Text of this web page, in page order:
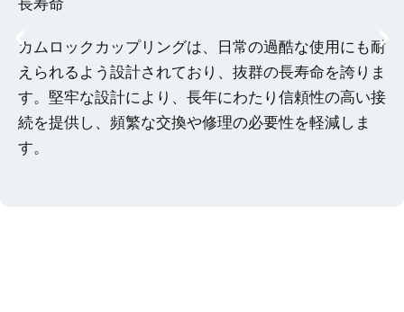
カムロックカップリングは、日常の過酷な使用にも耐
えられるよう設計されており、抜群の長寿命を誇りま
す。堅牢な設計により、長年にわたり信頼性の高い接
続を提供し、頻繁な交換や修理の必要性を軽減しま
す。